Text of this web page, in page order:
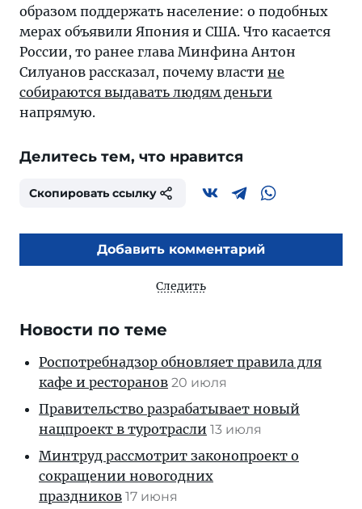
образом поддержать население: о подобных
мерах объявили Япония и США. Что касается
России, то ранее глава Минфина Антон
Силуанов рассказал, почему власти не
собираются выдавать людям деньги
напрямую.
Делитесь тем, что нравится
Скопировать ссылку
Добавить комментарий
Следить
Новости по теме
Роспотребнадзор обновляет правила для
кафе и ресторанов 20 июля
Правительство разрабатывает новый
нацпроект в туротрасли 13 июля
Минтруд рассмотрит законопроект о
сокращении новогодних
праздников 17 июня